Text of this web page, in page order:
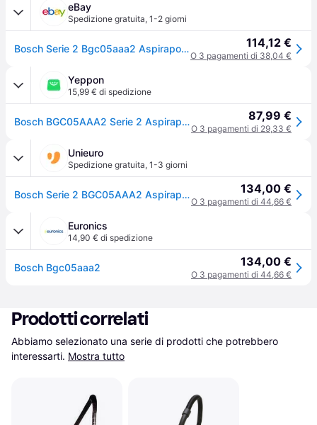
eBay
Spedizione gratuita, 1-2 giorni
Bosch Serie 2 Bgc05aaa2 Aspirapolvere A Traino A Cilindro Secco Senza Sacchetto 114,12 €
O 3 pagamenti di 38,04 €
Yeppon
15,99 € di spedizione
Bosch BGC05AAA2 Serie 2 Aspirapolvere a Cilindro Senza Sacco Ciclonico 1,5 L 700W 78 dB colore Rosso Nero 87,99 €
O 3 pagamenti di 29,33 €
Unieuro
Spedizione gratuita, 1-3 giorni
Bosch Serie 2 BGC05AAA2 Aspirapolvere senza sacco Rosso 134,00 €
O 3 pagamenti di 44,66 €
Euronics
14,90 € di spedizione
Bosch Bgc05aaa2 134,00 €
O 3 pagamenti di 44,66 €
Prodotti correlati
Abbiamo selezionato una serie di prodotti che potrebbero
interessarti. Mostra tutto